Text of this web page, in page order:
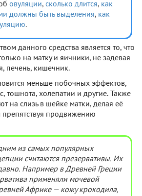
овуляции, сколько длится, как
должны быть выделения, как
.
данного средства является то, что
на матку и яичники, не задевая
печень, кишечник.
меньше побочных эффектов,
тошнота, холепатии и другие. Также
на слизь в шейке матки, делая её
продвижению
из самых популярных
считаются презервативы. Их
Например в Древней Греции
применяли мочевой
Африке — кожу крокодила,